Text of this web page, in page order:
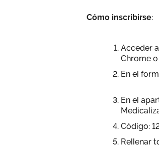
Cómo inscribirse:
Acceder
Chrome
En el
En el
Código:
Rellenar